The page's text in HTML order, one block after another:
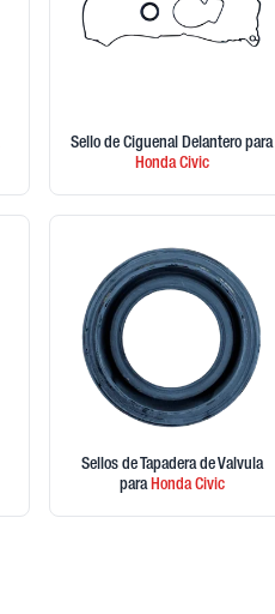
Sello de Ciguenal Delantero para
HondaCivic
Sellos de Tapadera de Valvula
para HondaCivic